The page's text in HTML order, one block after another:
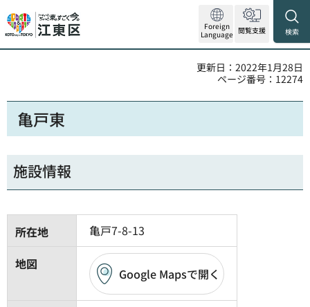
Foreign
Language 閲覧支援 検索
更新日：2022年1月28日
ページ番号：12274
亀戸東
施設情報
所在地
亀戸7-8-13
地図
Google Mapsで開く